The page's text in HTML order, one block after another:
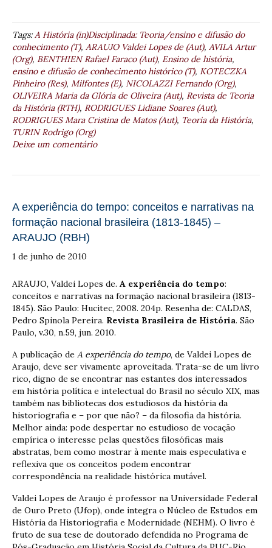
Tags:A História (in)Disciplinada: Teoria/ensino e difusão do
conhecimento (T), ARAUJO Valdei Lopes de (Aut), AVILA Artur
(Org), BENTHIEN Rafael Faraco (Aut), Ensino de história,
ensino e difusão de conhecimento histórico (T), KOTECZKA
Pinheiro (Res), Milfontes (E), NICOLAZZI Fernando (Org),
OLIVEIRA Maria da Glória de Oliveira (Aut), Revista de Teoria
da História (RTH), RODRIGUES Lidiane Soares (Aut),
RODRIGUES Mara Cristina de Matos (Aut), Teoria da História,
TURIN Rodrigo (Org)
Deixe um comentário
A experiência do tempo: conceitos e narrativas na
formação nacional brasileira (1813-1845) –
ARAUJO (RBH)
1 de junho de 2010
ARAUJO, Valdei Lopes de. A experiência do tempo:
conceitos e narrativas na formação nacional brasileira (1813-
1845). São Paulo: Hucitec, 2008. 204p. Resenha de: CALDAS,
Pedro Spinola Pereira. Revista Brasileira de História. São
Paulo, v.30, n.59, jun. 2010.
A publicação de A experiência do tempo, de Valdei Lopes de
Araujo, deve ser vivamente aproveitada. Trata-se de um livro
rico, digno de se encontrar nas estantes dos interessados
em história política e intelectual do Brasil no século XIX, mas
também nas bibliotecas dos estudiosos da história da
historiografia e – por que não? – da filosofia da história.
Melhor ainda: pode despertar no estudioso de vocação
empírica o interesse pelas questões filosóficas mais
abstratas, bem como mostrar à mente mais especulativa e
reflexiva que os conceitos podem encontrar
correspondência na realidade histórica mutável.
Valdei Lopes de Araujo é professor na Universidade Federal
de Ouro Preto (Ufop), onde integra o Núcleo de Estudos em
História da Historiografia e Modernidade (NEHM). O livro é
fruto de sua tese de doutorado defendida no Programa de